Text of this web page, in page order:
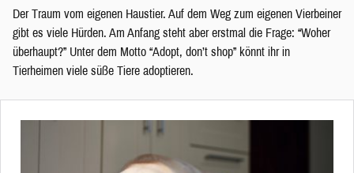
Der Traum vom eigenen Haustier. Auf dem Weg zum eigenen Vierbeiner
gibt es viele Hürden. Am Anfang steht aber erstmal die Frage: “Woher
überhaupt?” Unter dem Motto “Adopt, don’t shop” könnt ihr in
Tierheimen viele süße Tiere adoptieren.